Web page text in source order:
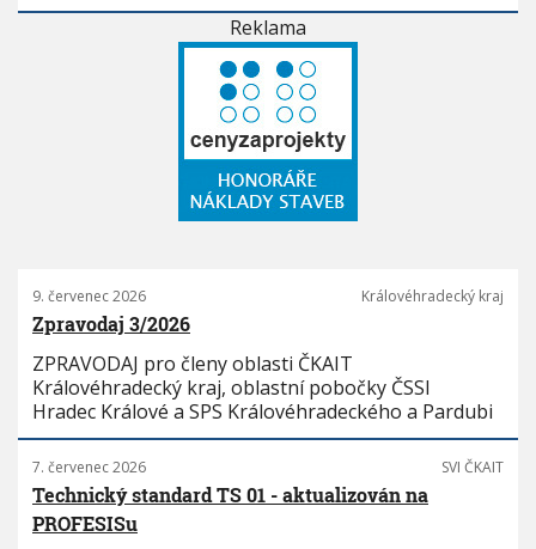
Reklama
9. červenec 2026 Královéhradecký kraj
Zpravodaj 3/2026
ZPRAVODAJ pro členy oblasti ČKAIT
Královéhradecký kraj, oblastní pobočky ČSSI
Hradec Králové a SPS Královéhradeckého a Pardubi
7. červenec 2026 SVI ČKAIT
Technický standard TS 01 - aktualizován na
PROFESISu